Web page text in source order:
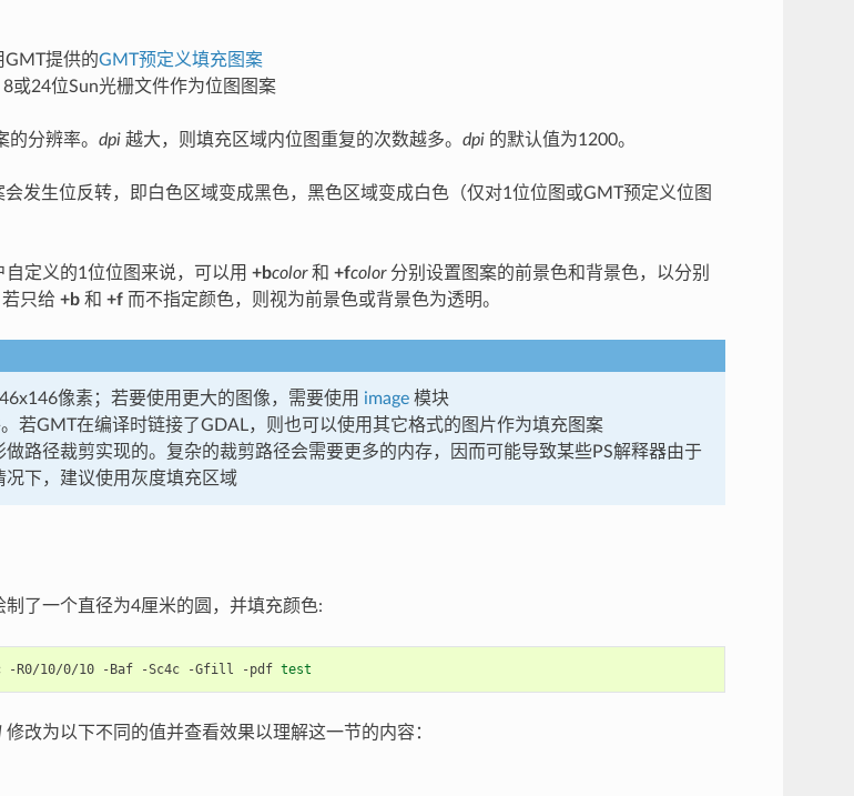
GMT提供的GMT预定义填充图案
或24位Sun光栅文件作为位图图案
分辨率。 dpi越大，则填充区域内位图重复的次数越多。 dpi的默认值为1200。
会发生位反转，即白色区域变成黑色，黑色区域变成白色（仅对1位位图或GMT预定义位图
定义的1位位图来说，可以用 +bcolor和 +fcolor分别设置图案的前景色和背景色，以分别
只给 +b和 +f而不指定颜色，则视为前景色或背景色为透明。
像素；若要使用更大的图像，需要使用 image模块
若GMT在编译时链接了GDAL，则也可以使用其它格式的图片作为填充图案
做路径裁剪实现的。复杂的裁剪路径会需要更多的内存，因而可能导致某些PS解释器由于
下，建议使用灰度填充区域
了一个直径为4厘米的圆，并填充颜色:
-R0/10/0/10 -Baf -Sc4c -Gfill -pdf test
修改为以下不同的值并查看效果以理解这一节的内容：